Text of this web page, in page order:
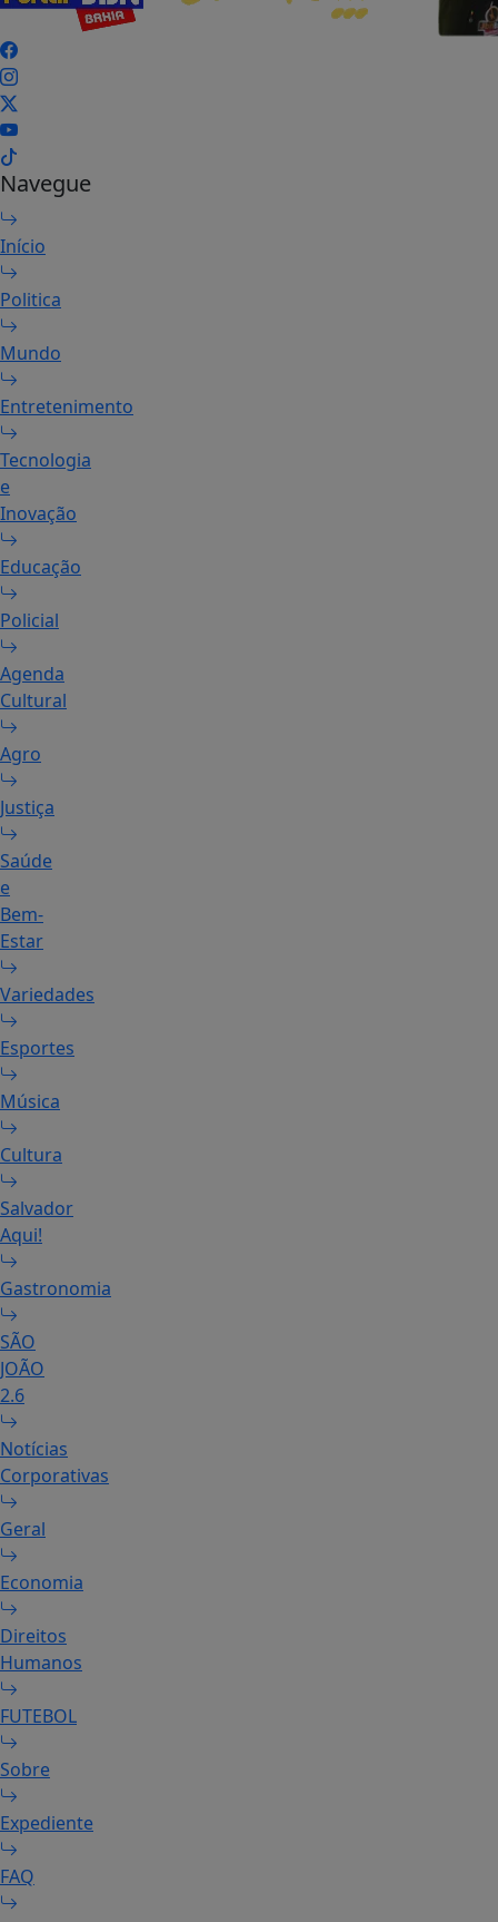
Navegue
Início
Politica
Mundo
Entretenimento
Tecnologia
e
Inovação
Educação
Policial
Agenda
Cultural
Agro
Justiça
Saúde
e
Bem-
Estar
Variedades
Esportes
Música
Cultura
Salvador
Aqui!
Gastronomia
SÃO
JOÃO
2.6
Notícias
Corporativas
Geral
Economia
Direitos
Humanos
FUTEBOL
Sobre
Expediente
FAQ